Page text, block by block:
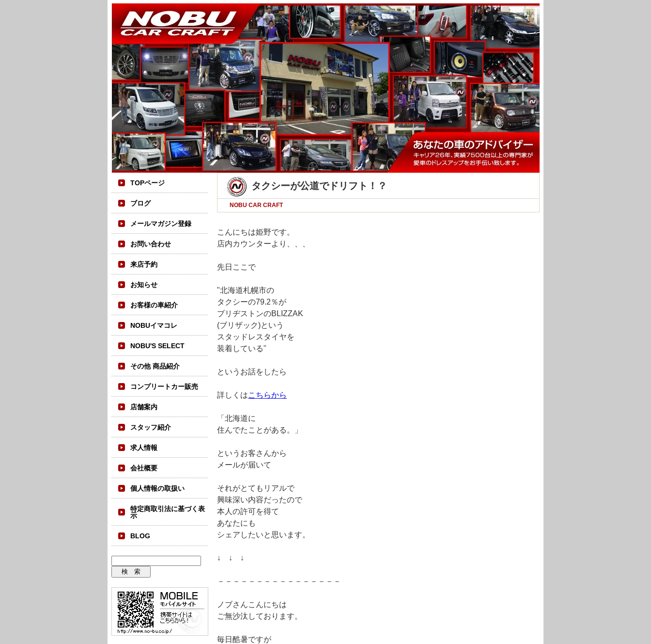
TOPページ
ブログ
メールマガジン登録
お問い合わせ
来店予約
お知らせ
お客様の車紹介
NOBUイマコレ
NOBU'S SELECT
その他 商品紹介
コンプリートカー販売
店舗案内
スタッフ紹介
求人情報
会社概要
個人情報の取扱い
特定商取引法に基づく表
示
BLOG
タクシーが公道でドリフト！？
NOBU CAR CRAFT
こんにちは姫野です。
店内カウンターより、、、
先日ここで
"北海道札幌市の
タクシーの79.2％が
ブリヂストンのBLIZZAK
(ブリザック)という
スタッドレスタイヤを
装着している"
というお話をしたら
詳しくはこちらから
「北海道に
住んでたことがある。」
というお客さんから
メールが届いて
それがとてもリアルで
興味深い内容だったので
本人の許可を得て
あなたにも
シェアしたいと思います。
↓ ↓ ↓
－－－－－－－－－－－－－－－－
ノブさんこんにちは
ご無沙汰しております。
毎日酷暑ですが